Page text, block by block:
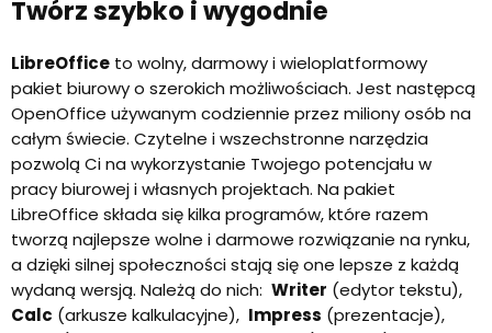
Twórz szybko i wygodnie
LibreOffice to wolny, darmowy i wieloplatformowy
pakiet biurowy o szerokich możliwościach. Jest następcą
OpenOffice używanym codziennie przez miliony osób na
całym świecie. Czytelne i wszechstronne narzędzia
pozwolą Ci na wykorzystanie Twojego potencjału w
pracy biurowej i własnych projektach. Na pakiet
LibreOffice składa się kilka programów, które razem
tworzą najlepsze wolne i darmowe rozwiązanie na rynku,
a dzięki silnej społeczności stają się one lepsze z każdą
wydaną wersją. Należą do nich: Writer (edytor tekstu),
Calc (arkusze kalkulacyjne), Impress (prezentacje),